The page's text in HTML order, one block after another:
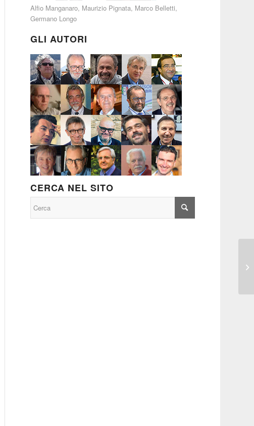
Alfio Manganaro, Maurizio Pignata, Marco Belletti,
Germano Longo
GLI AUTORI
CERCA NEL SITO